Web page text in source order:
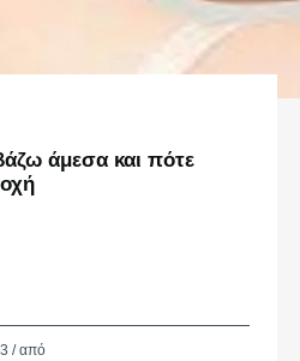
άμεσα και πότε
/ από